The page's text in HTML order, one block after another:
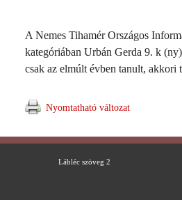
A Nemes Tihamér Országos
kategóriában Urbán Gerda 9. k
csak az elmúlt évben tanult, akkori
Nyomtatható változat
Lábléc szöveg 2